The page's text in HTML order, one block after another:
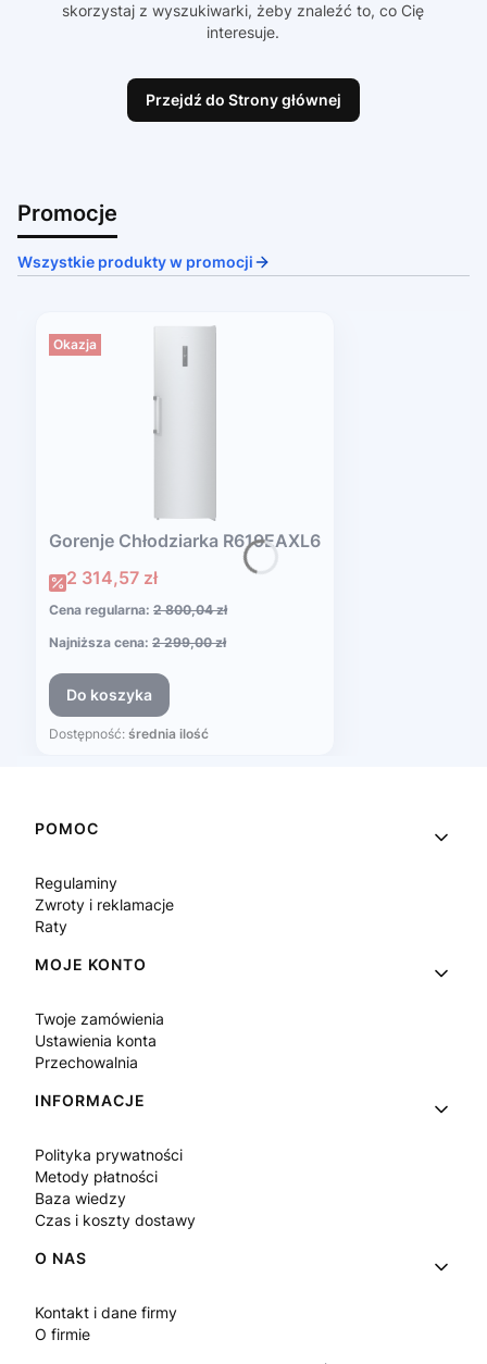
skorzystaj z wyszukiwarki, żeby znaleźć to, co Cię
interesuje.
Przejdź do Strony głównej
Promocje
Wszystkie produkty w promocji
Okazja
Gorenje Chłodziarka R619EAXL6
Cena promocyjna
2 314,57 zł
Cena regularna: 2 800,04 zł
Najniższa cena: 2 299,00 zł
Do koszyka
Dostępność: średnia ilość
Linki w stopce
POMOC
Regulaminy
Zwroty i reklamacje
Raty
MOJE KONTO
Twoje zamówienia
Ustawienia konta
Przechowalnia
INFORMACJE
Polityka prywatności
Metody płatności
Baza wiedzy
Czas i koszty dostawy
O NAS
Kontakt i dane firmy
O firmie